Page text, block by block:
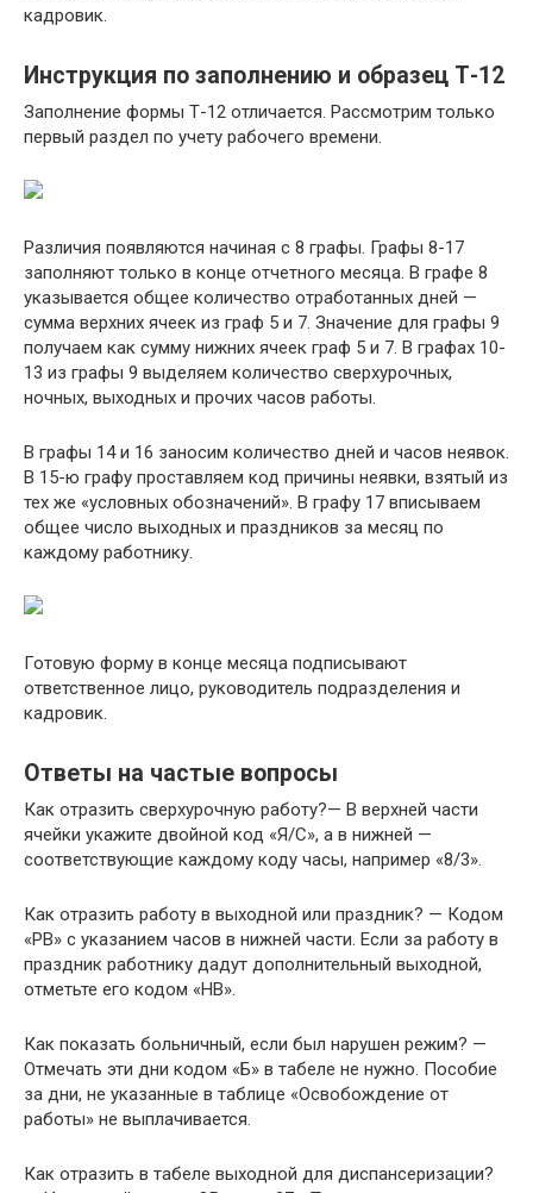
кадровик.
Инструкция по заполнению и образец Т-12
Заполнение формы Т-12 отличается. Рассмотрим только
первый раздел по учету рабочего времени.
Различия появляются начиная с 8 графы. Графы 8-17
заполняют только в конце отчетного месяца. В графе 8
указывается общее количество отработанных дней —
сумма верхних ячеек из граф 5 и 7. Значение для графы 9
получаем как сумму нижних ячеек граф 5 и 7. В графах 10-
13 из графы 9 выделяем количество сверхурочных,
ночных, выходных и прочих часов работы.
В графы 14 и 16 заносим количество дней и часов неявок.
В 15-ю графу проставляем код причины неявки, взятый из
тех же «условных обозначений». В графу 17 вписываем
общее число выходных и праздников за месяц по
каждому работнику.
Готовую форму в конце месяца подписывают
ответственное лицо, руководитель подразделения и
кадровик.
Ответы на частые вопросы
Как отразить сверхурочную работу?— В верхней части
ячейки укажите двойной код «Я/С», а в нижней —
соответствующие каждому коду часы, например «8/3».
Как отразить работу в выходной или праздник? — Кодом
«РВ» с указанием часов в нижней части. Если за работу в
праздник работнику дадут дополнительный выходной,
отметьте его кодом «НВ».
Как показать больничный, если был нарушен режим? —
Отмечать эти дни кодом «Б» в табеле не нужно. Пособие
за дни, не указанные в таблице «Освобождение от
работы» не выплачивается.
Как отразить в табеле выходной для диспансеризации?